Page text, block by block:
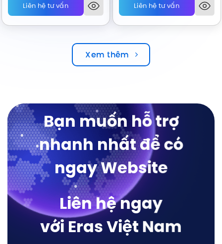
Liên hệ tư vấn Liên hệ tư vấn
Xem thêm
Bạn muốn hỗ trợ
nhanh nhất để có
ngay Website
Liên hệ ngay
với Eras Việt Nam